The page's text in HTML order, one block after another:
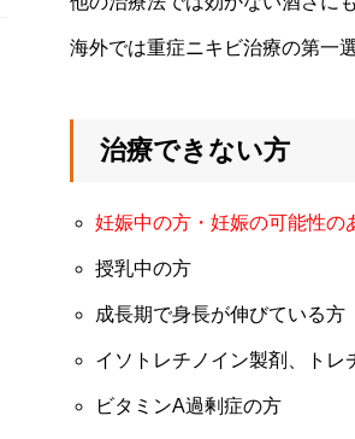
海外では重症ニキビ治療の第一
治療できない方
妊娠中の方・妊娠の可能性の
授乳中の方
成長期で身長が伸びている方
イソトレチノイン製剤、ト
ビタミンA過剰症の方